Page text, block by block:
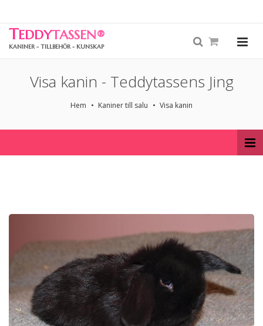
TEDDYTASSEN®
KANINER - TILLBEHÖR - KUNSKAP
Visa kanin - Teddytassens Jing
Hem Kaniner till salu Visa kanin